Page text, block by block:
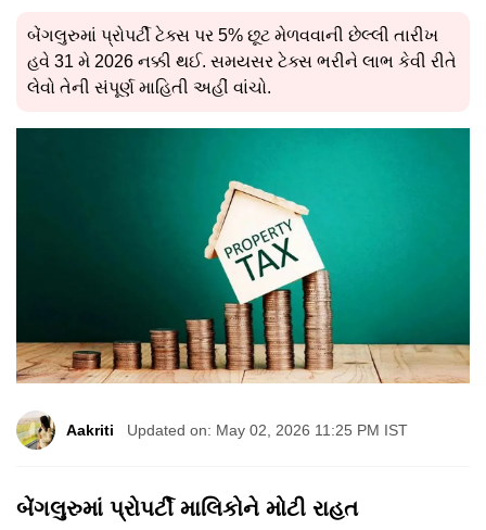
બેંગલુરુમાં પ્રોપર્ટી ટેક્સ પર 5% છૂટ મેળવવાની છેલ્લી તારીખ
હવે 31 મે 2026 નક્કી થઈ. સમયસર ટેક્સ ભરીને લાભ કેવી રીતે
લેવો તેની સંપૂર્ણ માહિતી અહીં વાંચો.
Aakriti Updated on: May 02, 2026 11:25 PM IST
બેંગલુરુમાં પ્રોપર્ટી માલિકોને મોટી રાહત